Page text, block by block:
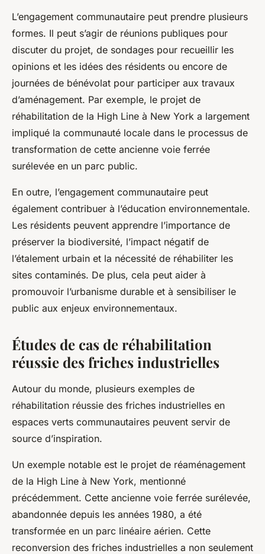
L’engagement communautaire peut prendre plusieurs
formes. Il peut s’agir de réunions publiques pour
discuter du projet, de sondages pour recueillir les
opinions et les idées des résidents ou encore de
journées de bénévolat pour participer aux travaux
d’aménagement. Par exemple, le projet de
réhabilitation de la High Line à New York a largement
impliqué la communauté locale dans le processus de
transformation de cette ancienne voie ferrée
surélevée en un parc public.
En outre, l’engagement communautaire peut
également contribuer à l’éducation environnementale.
Les résidents peuvent apprendre l’importance de
préserver la biodiversité, l’impact négatif de
l’étalement urbain et la nécessité de réhabiliter les
sites contaminés. De plus, cela peut aider à
promouvoir l’urbanisme durable et à sensibiliser le
public aux enjeux environnementaux.
Études de cas de réhabilitation
réussie des friches industrielles
Autour du monde, plusieurs exemples de
réhabilitation réussie des friches industrielles en
espaces verts communautaires peuvent servir de
source d’inspiration.
Un exemple notable est le projet de réaménagement
de la High Line à New York, mentionné
précédemment. Cette ancienne voie ferrée surélevée,
abandonnée depuis les années 1980, a été
transformée en un parc linéaire aérien. Cette
reconversion des friches industrielles a non seulement